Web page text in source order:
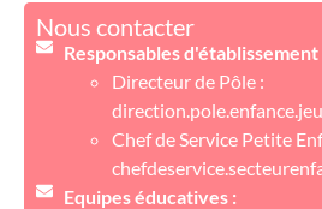
Nous contacter
Responsables d'établissement
Directeur de Pôle :
Chef de Service Petite
Equipes éducatives :